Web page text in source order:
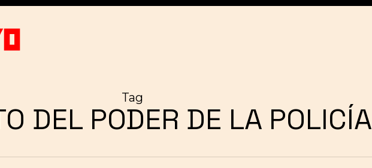
Tag
DEL PODER DE LA POLICÍA